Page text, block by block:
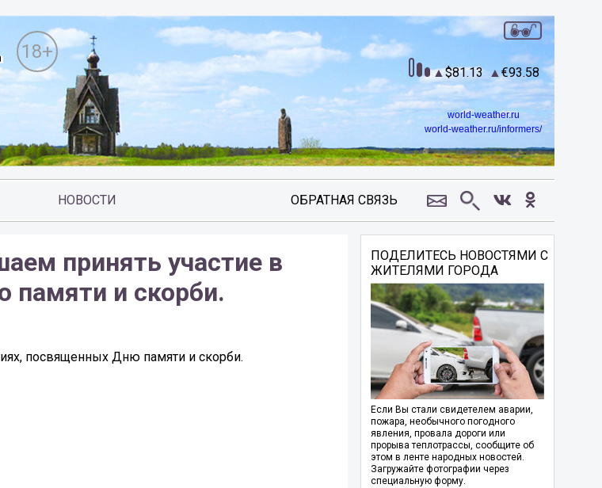
18+
81.13 93.58
world-weather.ru
world-weather.ru/informers/
НОВОСТИ ОБРАТНАЯ СВЯЗЬ
принять участие в
и скорби.
посвященных Дню памяти и скорби.
ПОДЕЛИТЕСЬ НОВОСТЯМИ С
ЖИТЕЛЯМИ ГОРОДА
Если Вы стали свидетелем аварии,
пожара, необычного погодного
явления, провала дороги или
прорыва теплотрассы, сообщите об
этом в ленте народных новостей.
Загружайте фотографии через
специальную форму.